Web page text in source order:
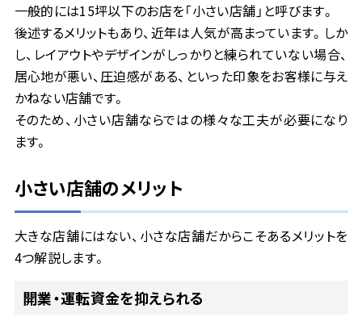
一般的には15坪以下のお店を「小さい店舗」と呼びます。
後述するメリットもあり、近年は人気が高まっています。しか
し、レイアウトやデザインがしっかりと練られていない場合、
居心地が悪い、圧迫感がある、といった印象をお客様に与え
かねない店舗です。
そのため、小さい店舗ならではの様々な工夫が必要になり
ます。
小さい店舗のメリット
大きな店舗にはない、小さな店舗だからこそあるメリットを
4つ解説します。
開業・運転資金を抑えられる